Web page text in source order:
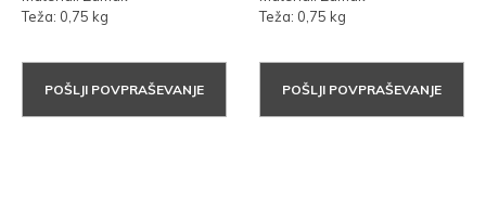
Teža: 0,75 kg
POŠLJI POVPRAŠEVANJE
Teža: 0,75 kg
POŠLJI POVPRAŠEVANJE